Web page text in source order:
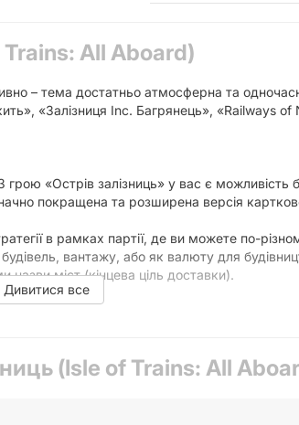
Trains: All Aboard)
– тема достатньо атмосферна та
«Залізниця Inc. Багрянець», «Railways of
«Острів залізниць» у вас є можливість
покращена та розширена версія
в рамках партії, де ви можете по-
вантажу, або як валюту для
міст (кінцева ціль доставки).
Дивитися все
(Isle of Trains: All